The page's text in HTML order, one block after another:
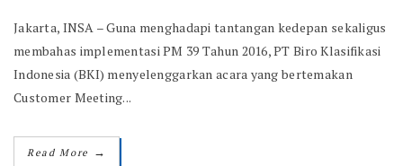
Jakarta, INSA – Guna menghadapi tantangan kedepan sekaligus
membahas implementasi PM 39 Tahun 2016, PT Biro Klasifikasi
Indonesia (BKI) menyelenggarkan acara yang bertemakan
Customer Meeting...
Read More →